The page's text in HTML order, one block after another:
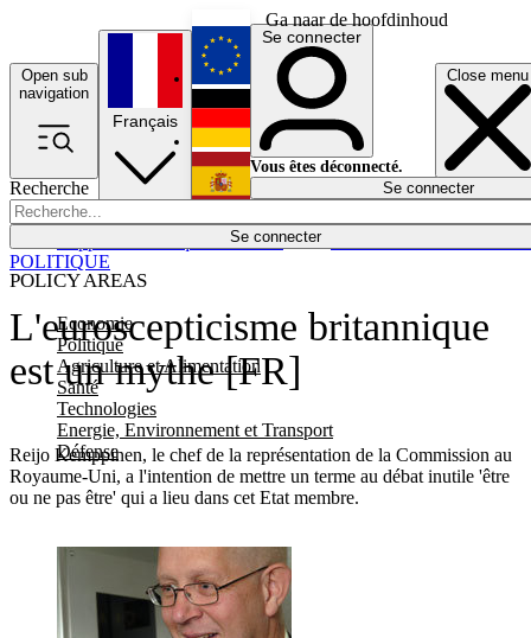
Ga naar de hoofdinhoud
Open sub
navigation
Close menu
Recherche
Se connecter
POLICY AREAS
Economie
Politique
Agriculture et Alimentation
Santé
Technologies
Energie, Environnement et Transport
Défense
Économie
Français
English
Deutsch
Español
Se connecter
Vous êtes déconnecté.
Se connecter
L'euroscepticisme britannique
est un mythe [FR]
Reijo Kemppinen, le chef de la représentation de la Commission au
Royaume-Uni, a l'intention de mettre un terme au débat inutile 'être
ou ne pas être' qui a lieu dans cet Etat membre.
POLITIQUE